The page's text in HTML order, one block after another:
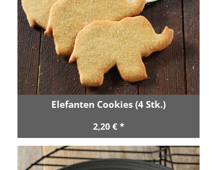
Elefanten Cookies (4 Stk.)
2,20 € *